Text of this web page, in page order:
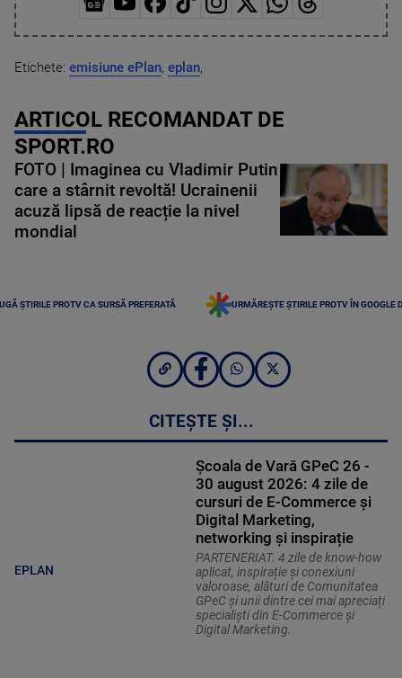
Etichete: emisiune ePlan, eplan,
ARTICOL RECOMANDAT DE
SPORT.RO
FOTO | Imaginea cu Vladimir Putin
care a stârnit revoltă! Ucrainenii
acuză lipsă de reacție la nivel
mondial
ȘTIRILE PROTV CA SURSĂ PREFERATĂ URMĂREȘTE ȘTIRILE PROTV ÎN GOOGLE
CITEȘTE ȘI...
EPLAN
Școala de Vară GPeC 26 -
30 august 2026: 4 zile de
cursuri de E-Commerce și
Digital Marketing,
networking și inspirație
PARTENERIAT. 4 zile de know-how
aplicat, inspirație și conexiuni
valoroase, alături de Comunitatea
GPeC și unii dintre cei mai apreciați
specialiști din E-Commerce și
Digital Marketing.